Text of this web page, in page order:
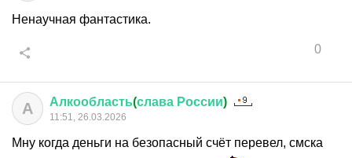
Ненаучная фантастика.
0
А Алкообласть(слава России)
11:51, 26.03.2026
Мну когда деньги на безопасный счёт перевел, смска